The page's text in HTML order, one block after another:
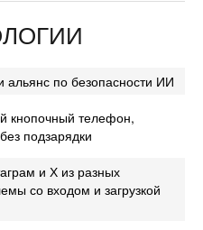
альянс по безопасности ИИ
кнопочный телефон,
подзарядки
и Х из разных
со входом и загрузкой